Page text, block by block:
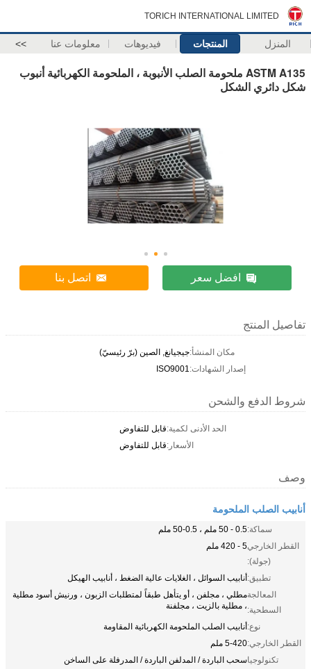
TORICH INTERNATIONAL LIMITED
المنزل المنتجات فيديوهات معلومات عنا >>
ASTM A135 ملحومة الصلب الأنبوبة ، الملحومة الكهربائية أنبوب
شكل دائري الشكل
افضل سعر اتصل بنا
تفاصيل المنتج
مكان المنشأ:جيجيانغ, الصين (برّ رئيسيّ)
إصدار الشهادات:ISO9001
شروط الدفع والشحن
الحد الأدنى لكمية:قابل للتفاوض
الأسعار:قابل للتفاوض
وصف
أنابيب الصلب الملحومة
سماكة:0.5 - 50 ملم ، 0.5-50 ملم
القطر الخارجي
(جولة):
5 - 420 ملم
تطبيق:أنابيب السوائل ، الغلايات عالية الضغط ، أنابيب الهيكل
المعالجة
السطحية:
مطلي ، مجلفن ، أو يتأهل طبقاً لمتطلبات الزبون ، ورنيش أسود مطلية
، مطلية بالزيت ، مجلفنة
نوع:أنابيب الصلب الملحومة الكهربائية المقاومة
القطر الخارجي:5-420 ملم
تكنولوجياسحب الباردة / المدلفن الباردة / المدرفلة على الساخن